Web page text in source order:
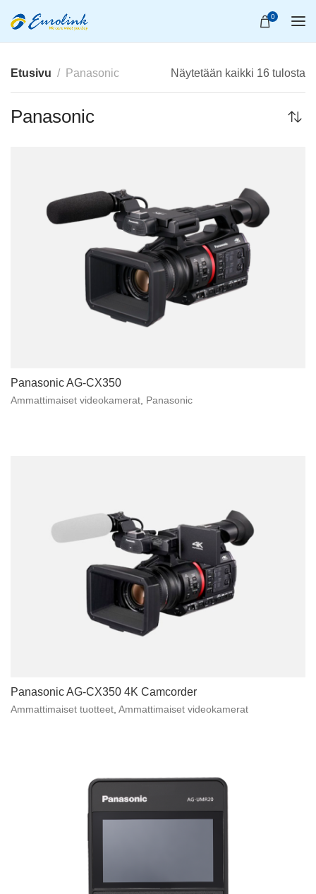
0
Etusivu Panasonic Näytetään kaikki 16 tulosta
Panasonic
Panasonic AG-CX350
Ammattimaiset videokamerat Panasonic
Panasonic AG-CX350 4K Camcorder
Ammattimaiset tuotteet Ammattimaiset videokamerat